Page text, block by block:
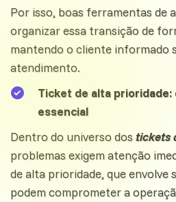
Por isso, boas ferramentas de
organizar essa transição de
mantendo o cliente informado
atendimento.
Ticket de alta
essencial
Dentro do universo dos tickets
problemas exigem atenção
de alta prioridade, que envolve
podem comprometer a